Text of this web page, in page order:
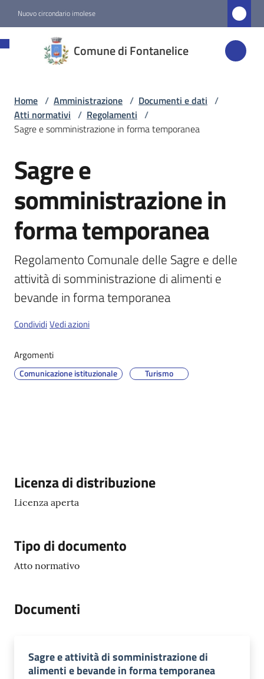
Nuovo circondario imolese
Comune di Fontanelice
Fontanelice
Amministrazione
Menu selezionato
Servizi
Vivere
Fontanelice
on-
Tutti
gli
Home / Amministrazione / Documenti e dati /
Atti normativi / Regolamenti /
Sagre e somministrazione in forma temporanea
Salta al contenuto
Sagre e
somministrazione in
forma temporanea
Regolamento Comunale delle Sagre e delle
attività di somministrazione di alimenti e
bevande in forma temporanea
CondividiVedi azioni
Argomenti
Comunicazione istituzionale Turismo
Descrizione
Licenza di distribuzione
Licenza aperta
Tipo di documento
Atto normativo
Documenti
Sagre e attività di somministrazione di
alimenti e bevande in forma temporanea